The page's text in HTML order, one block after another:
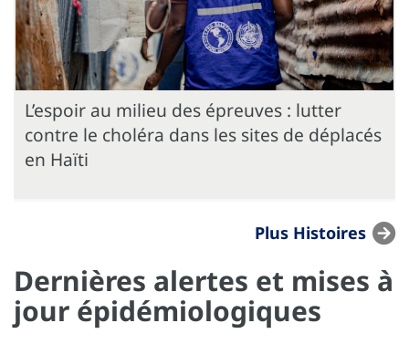
L’espoir au milieu des épreuves : lutter
contre le choléra dans les sites de déplacés
en Haïti
Plus Histoires
Dernières alertes et mises à
jour épidémiologiques